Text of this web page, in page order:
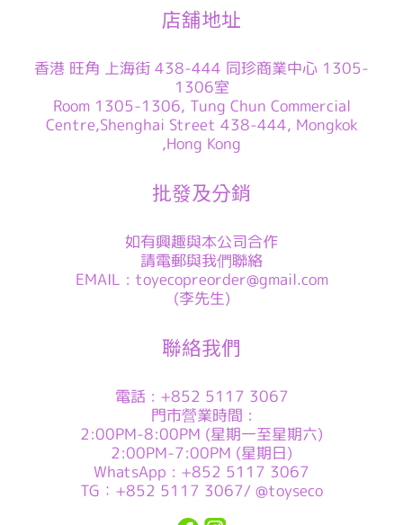
店舖地址
香港 旺角 上海街 438-444 同珍商業中心 1305-
1306室
Room 1305-1306, Tung Chun Commercial
Centre,Shenghai Street 438-444, Mongkok
,Hong Kong
批發及分銷
如有興趣與本公司合作
請電郵與我們聯絡
EMAIL : toyecopreorder@gmail.com
(李先生)
聯絡我們
電話 : +852 5117 3067
門市營業時間 :
2:00PM-8:00PM (星期一至星期六)
2:00PM-7:00PM (星期日)
WhatsApp : +852 5117 3067
TG：+852 5117 3067/ @toyseco